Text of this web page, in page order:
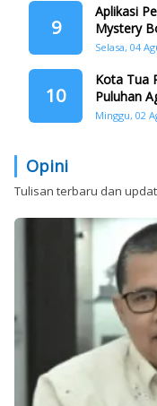
9
Aplikasi
Mystery
Selasa, 04
10
Kota Tua
Puluhan
Siap
Minggu, 02
Opini
Tulisan terbaru dan